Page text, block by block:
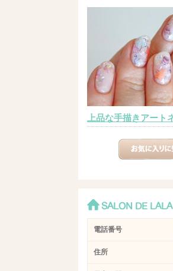
上品な手描きアート
SALON DE
電話番号
住所